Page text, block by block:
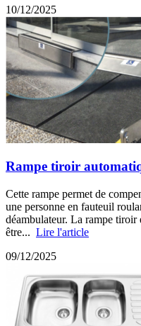
10/12/2025
Rampe tiroir
Cette rampe permet de
une personne en fauteuil
déambulateur. La rampe tiroir
être... Lire l'article
09/12/2025